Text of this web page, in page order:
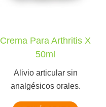
Crema Para Arthritis X
50ml
Alivio articular sin
analgésicos orales.